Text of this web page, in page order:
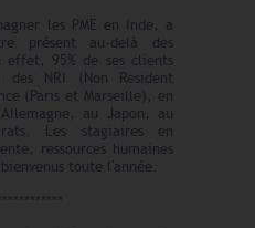
les PME en Inde, a
présent au-delà des
effet, 95% de ses clients
NRI (Non Resident
(Paris et Marseille), en
au Japon, au
Les stagiaires en
ressources humaines
toute l'année.